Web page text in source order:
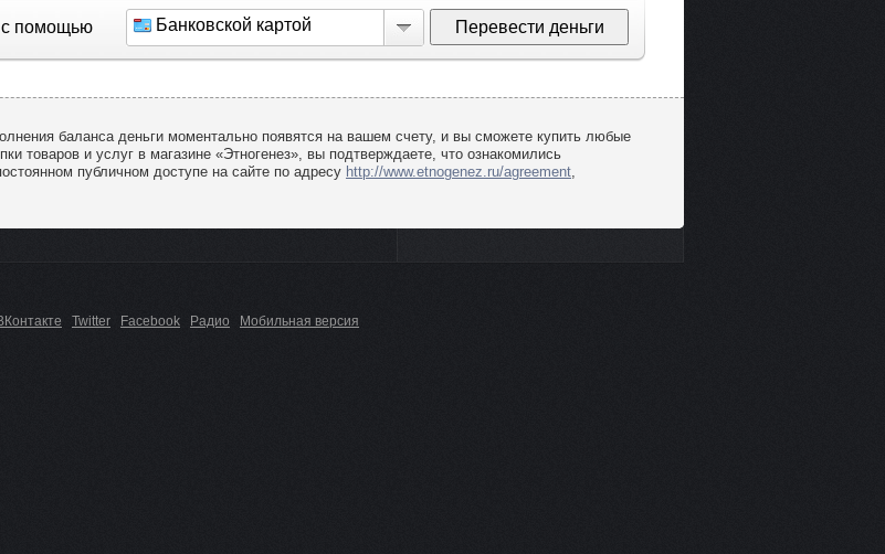
Банковской картой
с помощью
баланса деньги моментально появятся на вашем счету, и вы сможете купить любые
товаров и услуг в магазине «Этногенез», вы подтверждаете, что ознакомились
публичном доступе на сайте по адресу http://www.etnogenez.ru/agreement,
Twitter Facebook Радио Мобильная версия